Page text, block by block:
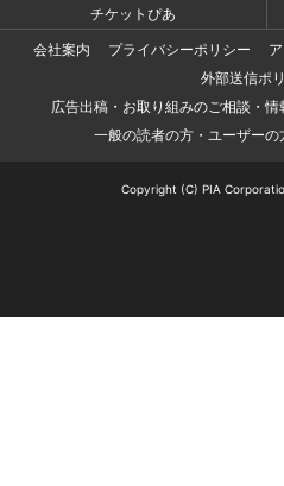
チケットぴあ
会社案内
プライバシーポリシー
外部送信ポ
広告出稿・お取り組みのご相談・
一般の読者の方・ユーザー
Copyright (C) PIA